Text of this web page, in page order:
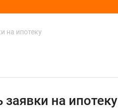
на ипотеку
на ипотеку